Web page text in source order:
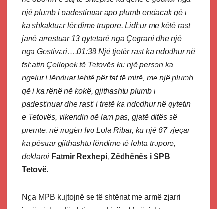
një plumb i padestinuar apo plumb endacak që i
ka shkaktuar lëndime trupore. Lidhur me këtë rast
janë arrestuar 13 qytetarë nga Çegrani dhe një
nga Gostivari….01:38 Një tjetër rast ka ndodhur në
fshatin Çellopek të Tetovës ku një person ka
ngelur i lënduar lehtë për fat të mirë, me një plumb
që i ka rënë në kokë, gjithashtu plumb i
padestinuar dhe rasti i tretë ka ndodhur në qytetin
e Tetovës, vikendin që lam pas, gjatë ditës së
premte, në rrugën Ivo Lola Ribar, ku një 67 vjeçar
ka pësuar gjithashtu lëndime të lehta trupore,
deklaroi Fatmir Rexhepi, Zëdhënës i SPB
Tetovë.
Nga MPB kujtojnë se të shtënat me armë zjarri